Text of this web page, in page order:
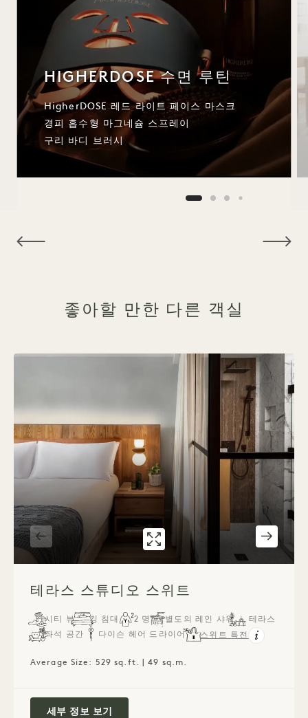
HIGHERDOSE 수면 루틴
HigherDOSE 레드 라이트 페이스 마스크
경피 흡수형 마그네슘 스프레이
구리 바디 브러시
좋아할 만한 다른 객실
갤러리 541 테라스 스튜디오 스위트
테라스 스튜디오 스위트
시티 뷰 킹 침대 2 명 별도의 레인 샤워
테라스
좌석 공간
다이슨 헤어 드라이어 스위트 특전
Average Size: 529 sq.ft. | 49 sq.m.
세부 정보 보기